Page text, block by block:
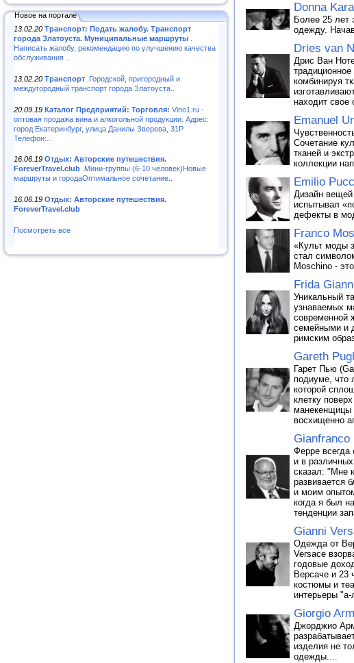
Новое на портале
13.02.20 Транспорт: Подать жалобу. Транспорт
города Златоуста. Муниципальные маршруты
Написать жалобу, рекомендацию по улучшению качества
обслуживания ..
13.02.20 Транспорт .Городской, пригородный и
междугородный транспорт города Златоуста..
20.09.19 Каталог Предприятий: Торговля: Vino1.ru -
оптовая продажа вина и алкогольной продукции. Адрес:
город Екатеринбург, улица Данилы Зверева, 31Р
Телефон:..
16.06.19 Отдых: Авторские путешествия.
ForeverTravel.club .Мини-группы (6-10 человек)Новые
маршруты и городаОптимальное сочетание..
16.06.19 Отдых: Авторские путешествия.
ForeverTravel.club
Посмотреть все
Donna
Более 25 лет
одежду.
Dries van
Дрис Ван
комбинируя
находит свое
Emanuel
Сочетание
тканей и
коллекции
Emilio
Дизайн вещей
испытывал
дефекты в
Franco
«Культ моды
стал
Moschino -
Frida
Уникальный
узнаваемых
современной
семейными и
римским
Gareth
Гарет Пью
подиуме, что
которой
клетку
манекенщицы
восхищенно
Gianfranco
Ферре
и в
сказал: "Мне
развивается
и моим
когда я был
тенденции
Gianni
Одежда от
Versace
годовые
Версаче и 23
костюмы и
интерьеры
Giorgio
Джорджио
изделия не
одежды....